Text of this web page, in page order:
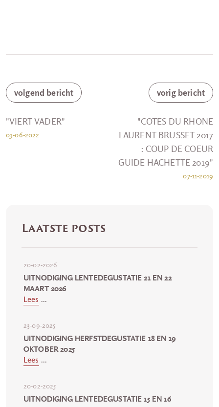
volgend bericht
"VIERT VADER"
03-06-2022
vorig bericht
"COTES DU RHONE
LAURENT BRUSSET 2017
: COUP DE COEUR
GUIDE HACHETTE 2019"
07-11-2019
Laatste posts
20-02-2026
UITNODIGING LENTEDEGUSTATIE 21 EN 22
MAART 2026
Lees ...
23-09-2025
UITNODIGING HERFSTDEGUSTATIE 18 EN 19
OKTOBER 2025
Lees ...
20-02-2025
UITNODIGING LENTEDEGUSTATIE 15 EN 16